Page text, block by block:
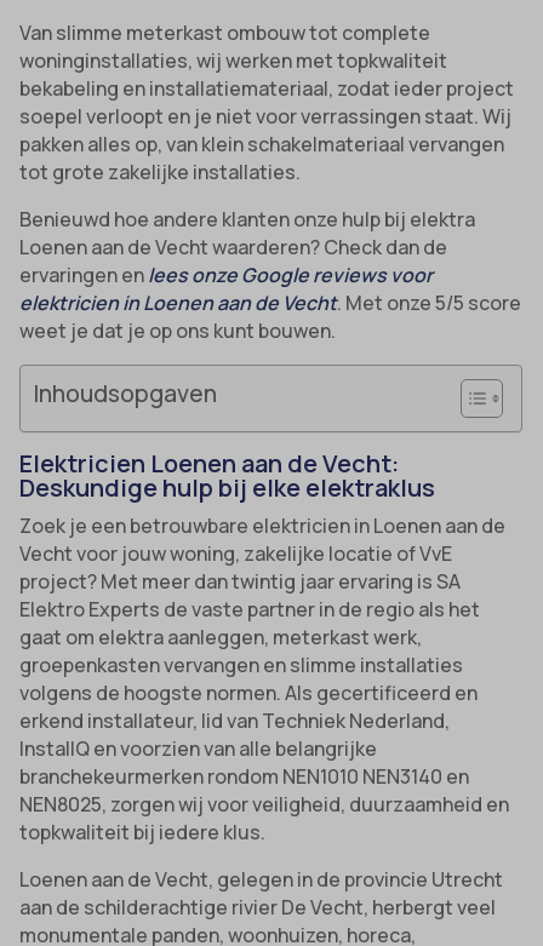
Van slimme meterkast ombouw tot complete
woninginstallaties, wij werken met topkwaliteit
bekabeling en installatiemateriaal, zodat ieder project
soepel verloopt en je niet voor verrassingen staat. Wij
pakken alles op, van klein schakelmateriaal vervangen
tot grote zakelijke installaties.
Benieuwd hoe andere klanten onze hulp bij elektra
Loenen aan de Vecht waarderen? Check dan de
ervaringen enlees onze Google reviews voor
elektricien in Loenen aan de Vecht. Met onze 5/5 score
weet je dat je op ons kunt bouwen.
Inhoudsopgaven
Elektricien Loenen aan de Vecht:
Deskundige hulp bij elke elektraklus
Zoek je een betrouwbare elektricien in Loenen aan de
Vecht voor jouw woning, zakelijke locatie of VvE
project? Met meer dan twintig jaar ervaring is SA
Elektro Experts de vaste partner in de regio als het
gaat om elektra aanleggen, meterkast werk,
groepenkasten vervangen en slimme installaties
volgens de hoogste normen. Als gecertificeerd en
erkend installateur, lid van Techniek Nederland,
InstallQ en voorzien van alle belangrijke
branchekeurmerken rondom NEN1010 NEN3140 en
NEN8025, zorgen wij voor veiligheid, duurzaamheid en
topkwaliteit bij iedere klus.
Loenen aan de Vecht, gelegen in de provincie Utrecht
aan de schilderachtige rivier De Vecht, herbergt veel
monumentale panden, woonhuizen, horeca,